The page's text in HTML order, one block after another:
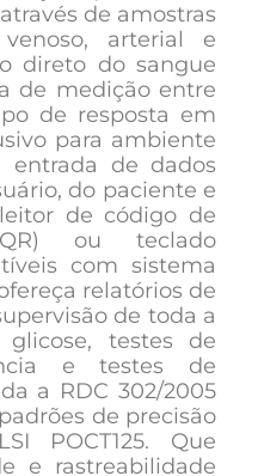
de amostras
arterial e
direto do sangue
de medição entre
de resposta em
para ambiente
entrada de dados
do paciente e
de código de
ou teclado
com sistema
relatórios de
de toda a
testes de
e testes de
a RDC 302/2005
de precisão
POCT125. Que
e rastreabilidade